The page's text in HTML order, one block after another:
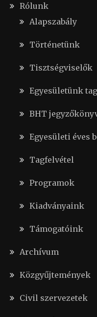
Rólunk
Alapszabály
Történetünk
Tisztségviselők
Egyesületünk
BHT
Egyesületi éves
Tagfelvétel
Programok
Kiadványaink
Támogatóink
Archívum
Közgyűjtemények
Civil szervezetek